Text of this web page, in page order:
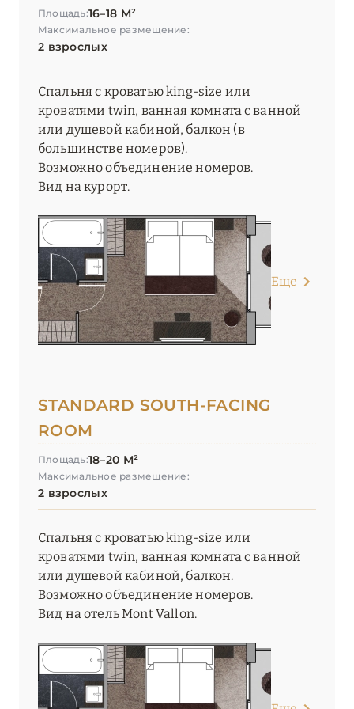
Le K2 Palace
Le Lana
Le Lodge Park
Le Palace de Menthon
Le Saint Roch
Le Sarto
Le Strato
Le Val Thorens
Les 2 Chalets Les Apartments du Strato
Les 3 Vallées
Les Airelles Courchevel
Les Chalets du Koh-I Nor
Les Chalets du Mont d'Arbois
Les Fermes de Marie
Les Suites de la Potinière
Lyon Marriott Hotel Cité Internationale
Mamie Megève
Manali Lodge by Alpine Resorts
Pashmina Le Refuge
Площадь:16–18 М²
Максимальное размещение:
2 взрослых
Спальня с кроватью king-size или
кроватями twin, ванная комната с ванной
или душевой кабиной, балкон (в
большинстве номеров).
Возможно объединение номеров.
Вид на курорт.
Еще
STANDARD SOUTH-FACING
ROOM
Площадь:18–20 М²
Максимальное размещение:
2 взрослых
Спальня с кроватью king-size или
кроватями twin, ванная комната с ванной
или душевой кабиной, балкон.
Возможно объединение номеров.
Вид на отель Mont Vallon.